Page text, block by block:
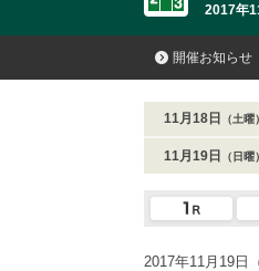
2017年
開催お知らせ
11月18日 （土曜）
11月19日 （日曜）
2017年11月19日